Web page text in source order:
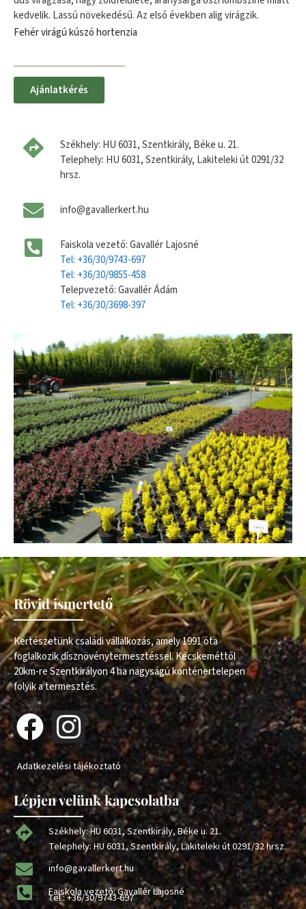
kedvelik. Lassú növekedésű. Az első években alig virágzik.
Fehér virágú kúszó hortenzia
Ajánlatkérés
Székhely: HU 6031, Szentkirály, Béke u. 21.
Telephely: HU 6031, Szentkirály, Lakiteleki út 0291/32
hrsz.
info@gavallerkert.hu
Faiskola vezető: Gavallér Lajosné
Tel: +36/30/9743-697
Tel: +36/30/9855-458
Telepvezető: Gavallér Ádám
Tel: +36/30/3698-397
Rövid ismertető
Kertészetünk családi vállalkozás, amely 1991 óta
foglalkozik dísznövénytermesztéssel. Kecskeméttől
20km-re Szentkirályon 4 ha nagyságú konténertelepen
folyik a termesztés.
Adatkezelési tájékoztató
Lépjen velünk kapcsolatba
Székhely: HU 6031, Szentkirály, Béke u. 21.
Telephely: HU 6031, Szentkirály, Lakiteleki út 0291/32 hrsz.
info@gavallerkert.hu
Faiskola vezető: Gavallér Lajosné
Tel.:+36/30/9743-697